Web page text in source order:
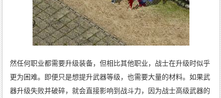
然任何职业都需要升级装备，但相比其他职业，战士在升级时似乎
更为困难。即便只是想提升武器等级，也需要大量的材料。如果武
器升级失败并破碎，就会直接影响到战斗力，因为战士高级武器的